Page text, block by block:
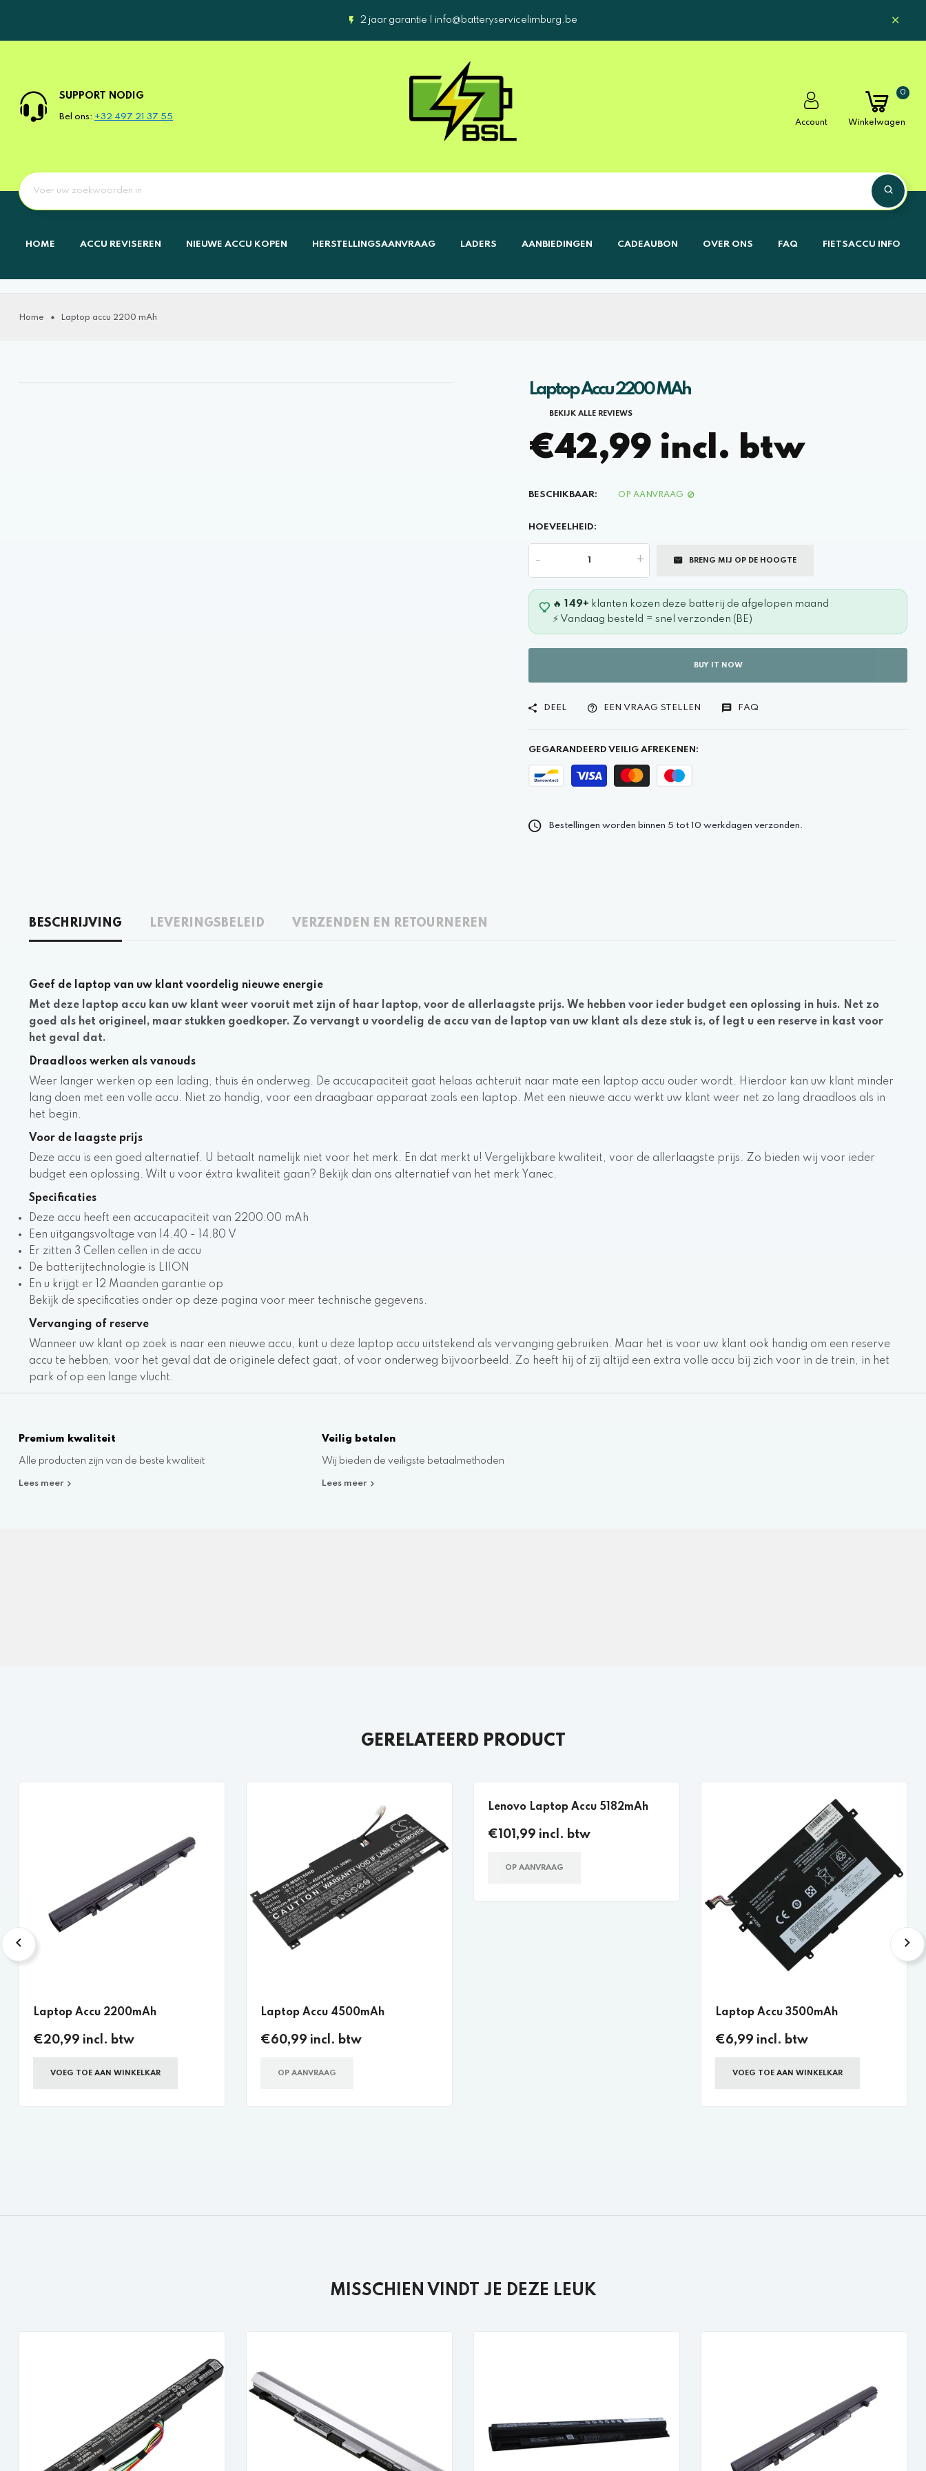
2 jaar garantie | info@batteryservicelimburg.be
SUPPORT NODIG
Bel ons: +32 497 21 37 55
Account
0
Winkelwagen
HOME ACCU REVISEREN NIEUWE ACCU KOPEN HERSTELLINGSAANVRAAG LADERS AANBIEDINGEN CADEAUBON OVER ONS FAQ FIETSACCU INFO
Home Laptop accu 2200 mAh
Laptop Accu 2200 MAh
BEKIJK ALLE REVIEWS
€42,99 incl. btw
BESCHIKBAAR: OP AANVRAAG
HOEVEELHEID:
- + BRENG MIJ OP DE HOOGTE
🔥 149+ klanten kozen deze batterij de afgelopen maand
⚡ Vandaag besteld = snel verzonden (BE)
BUY IT NOW
DEEL EEN VRAAG STELLEN FAQ
GEGARANDEERD VEILIG AFREKENEN:
Bestellingen worden binnen 5 tot 10 werkdagen verzonden.
BESCHRIJVING LEVERINGSBELEID VERZENDEN EN RETOURNEREN
Geef de laptop van uw klant voordelig nieuwe energie
Met deze laptop accu kan uw klant weer vooruit met zijn of haar laptop, voor de allerlaagste prijs. We hebben voor ieder budget een oplossing in huis. Net zo
goed als het origineel, maar stukken goedkoper. Zo vervangt u voordelig de accu van de laptop van uw klant als deze stuk is, of legt u een reserve in kast voor
het geval dat.
Draadloos werken als vanouds
Weer langer werken op een lading, thuis én onderweg. De accucapaciteit gaat helaas achteruit naar mate een laptop accu ouder wordt. Hierdoor kan uw klant minder
lang doen met een volle accu. Niet zo handig, voor een draagbaar apparaat zoals een laptop. Met een nieuwe accu werkt uw klant weer net zo lang draadloos als in
het begin.
Voor de laagste prijs
Deze accu is een goed alternatief. U betaalt namelijk niet voor het merk. En dat merkt u! Vergelijkbare kwaliteit, voor de allerlaagste prijs. Zo bieden wij voor ieder
budget een oplossing. Wilt u voor éxtra kwaliteit gaan? Bekijk dan ons alternatief van het merk Yanec.
Specificaties
Deze accu heeft een accucapaciteit van 2200.00 mAh
Een uitgangsvoltage van 14.40 - 14.80 V
Er zitten 3 Cellen cellen in de accu
De batterijtechnologie is LIION
En u krijgt er 12 Maanden garantie op
Bekijk de specificaties onder op deze pagina voor meer technische gegevens.
Vervanging of reserve
Wanneer uw klant op zoek is naar een nieuwe accu, kunt u deze laptop accu uitstekend als vervanging gebruiken. Maar het is voor uw klant ook handig om een reserve
accu te hebben, voor het geval dat de originele defect gaat, of voor onderweg bijvoorbeeld. Zo heeft hij of zij altijd een extra volle accu bij zich voor in de trein, in het
park of op een lange vlucht.
Premium kwaliteit
Alle producten zijn van de beste kwaliteit
Lees meer
Veilig betalen
Wij bieden de veiligste betaalmethoden
Lees meer
GERELATEERD PRODUCT
Laptop Accu 2200mAh
€20,99 incl. btw
VOEG TOE AAN WINKELKAR
Laptop Accu 4500mAh
€60,99 incl. btw
OP AANVRAAG
Lenovo Laptop Accu 5182mAh
€101,99 incl. btw
OP AANVRAAG
Laptop Accu 3500mAh
€6,99 incl. btw
VOEG TOE AAN WINKELKAR
MISSCHIEN VINDT JE DEZE LEUK